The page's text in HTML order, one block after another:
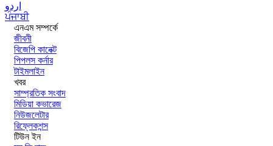
اردو
ਪੰਜਾਬੀ
এনএম সম্পর্কে
জীবনী
বিজেপি কানেক্ট
পিপলস কর্নার
টাইমলাইন
খবর
সাম্প্রতিক সংবাদ
মিডিয়া কভারেজ
নিউজলেটার
রিফ্লেকশন্স
টিউন ইন